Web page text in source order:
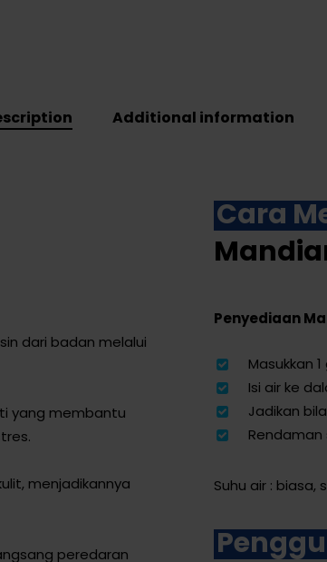
Additional information
dari badan melalui
yang membantu
menjadikannya
peredaran
Cara
Penyediaan
Masukkan
Isi air ke
Jadikan
Suhu air : biasa,